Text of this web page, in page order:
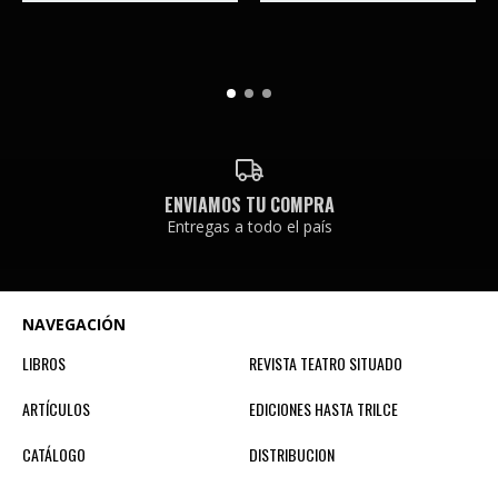
ENVIAMOS TU COMPRA
Entregas a todo el país
NAVEGACIÓN
LIBROS
REVISTA TEATRO SITUADO
ARTÍCULOS
EDICIONES HASTA TRILCE
CATÁLOGO
DISTRIBUCION